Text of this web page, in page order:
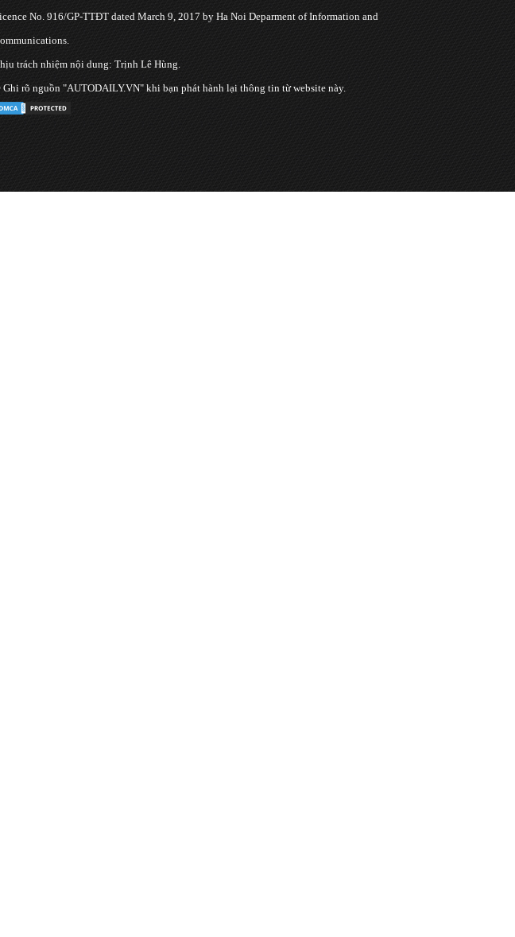
No. 916/GP-TTĐT dated March 9, 2017 by Ha Noi Deparment of Information and
trách nhiệm nội dung: Trịnh Lê Hùng.
rõ nguồn "AUTODAILY.VN" khi bạn phát hành lại thông tin từ website này.